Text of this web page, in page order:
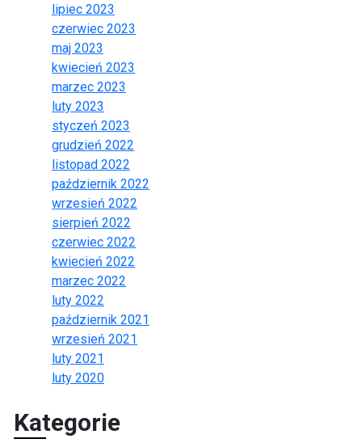
lipiec 2023
czerwiec 2023
maj 2023
kwiecień 2023
marzec 2023
luty 2023
styczeń 2023
grudzień 2022
listopad 2022
październik 2022
wrzesień 2022
sierpień 2022
czerwiec 2022
kwiecień 2022
marzec 2022
luty 2022
październik 2021
wrzesień 2021
luty 2021
luty 2020
Kategorie